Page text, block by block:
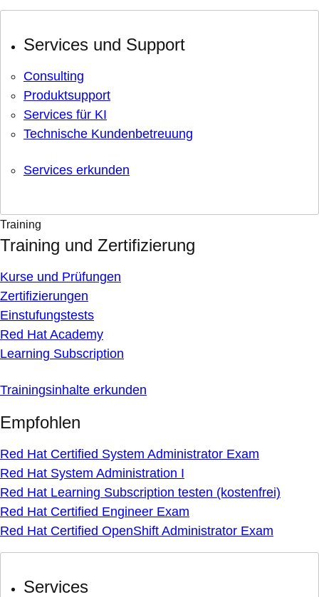
Services und Support
Consulting
Produktsupport
Services für KI
Technische Kundenbetreuung
Services erkunden
Training
Training und Zertifizierung
Kurse und Prüfungen
Zertifizierungen
Einstufungstests
Red Hat Academy
Learning Subscription
Trainingsinhalte erkunden
Empfohlen
Red Hat Certified System Administrator Exam
Red Hat System Administration I
Red Hat Learning Subscription testen (kostenfrei)
Red Hat Certified Engineer Exam
Red Hat Certified OpenShift Administrator Exam
Services